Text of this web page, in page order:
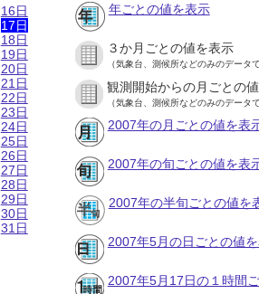
16日
17日
18日
19日
20日
21日
22日
23日
24日
25日
26日
27日
28日
29日
30日
31日
年ごとの値を表示
３か月ごとの値を表示
（気象台、測候所などのみのデータで
観測開始からの月ごとの
（気象台、測候所などのみのデータで
2007年の月ごとの値を表
2007年の旬ごとの値を表
2007年の半旬ごとの値を
2007年5月の日ごとの値
2007年5月17日の１時間